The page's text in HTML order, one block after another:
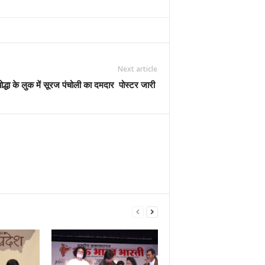
Next article
के लुक में सूरज पंचोली का दमदार पोस्टर जारी